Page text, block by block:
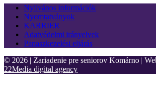
Nyilvános információk
Nyomtatványok
KARRIER
Adatvédelmi irányelvek
Panaszkezelési eljárás
© 2026 | Zariadenie pre seniorov Komárno |
22Media digital agency